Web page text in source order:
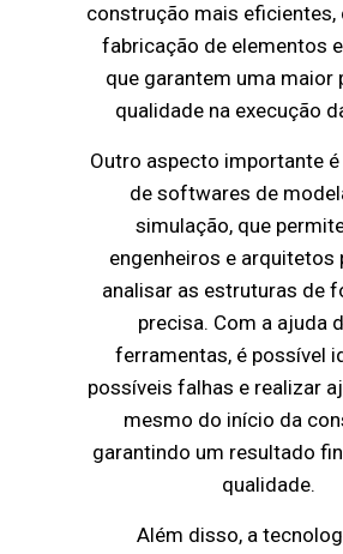
construção mais eficientes,
fabricação de elementos
que garantem uma maior
qualidade na execução
Outro aspecto importante
de softwares de
simulação, que
engenheiros e arquitetos
analisar as estruturas de
precisa. Com a ajuda
ferramentas, é possível
possíveis falhas e realizar
mesmo do início da
garantindo um resultado
qualidade.
Além disso, a